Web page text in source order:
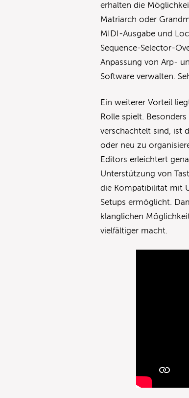
erhalten die
Matriarch oder
MIDI-Ausgabe und
Sequence-Selector-
Anpassung von Arp-
Software verwalten.
Ein weiterer Vorteil
Rolle spielt.
verschachtelt sind, ist
oder neu zu
Editors erleichtert
Unterstützung von
die Kompatibilität mit
Setups ermöglicht.
klanglichen
vielfältiger macht.